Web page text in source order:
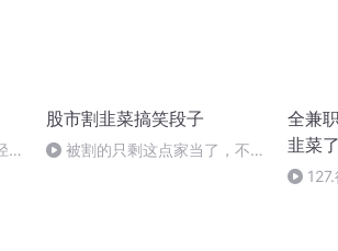
还
股市割韭菜搞笑段子
被割的只剩这点家当了，不知
全兼
韭菜了